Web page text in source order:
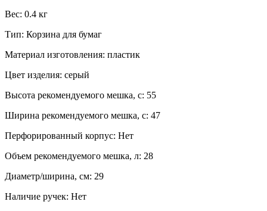
Вес: 0.4 кг
Тип: Корзина для бумаг
Материал изготовления: пластик
Цвет изделия: серый
Высота рекомендуемого мешка, с: 55
Ширина рекомендуемого мешка, с: 47
Перфорированный корпус: Нет
Объем рекомендуемого мешка, л: 28
Диаметр/ширина, см: 29
Наличие ручек: Нет